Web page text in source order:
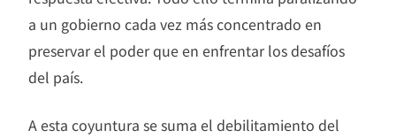
a un gobierno cada vez más concentrado en
preservar el poder que en enfrentar los desafíos
del país.
A esta coyuntura se suma el debilitamiento del